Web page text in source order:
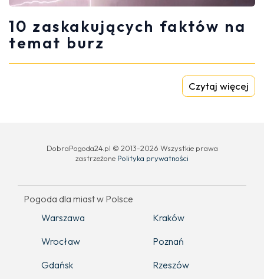
10 zaskakujących faktów na
temat burz
Czytaj więcej
DobraPogoda24.pl © 2013-2026 Wszystkie prawa
zastrzeżone Polityka prywatności
Pogoda dla miast w Polsce
Warszawa
Kraków
Wrocław
Poznań
Gdańsk
Rzeszów